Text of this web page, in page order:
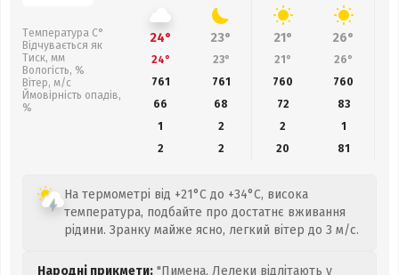
Температура С°
Відчувається як
Тиск, мм
Вологість, %
Вітер, м/с
Ймовірність опадів,
%
24° 23° 21° 26°
24° 23° 21° 26°
761
761 760 760
66
68 72 83
1
2 2
1
2
2 20 81
На термометрі від +21°C до +34°C, висока
температура, подбайте про достатнє вживання
рідини. Зранку майже ясно, легкий вітер до 3 м/с.
Народні прикмети: "Пимена. Лелеки відлітають у